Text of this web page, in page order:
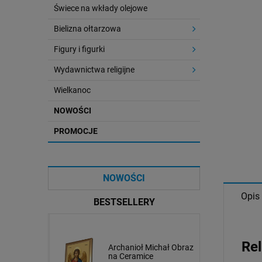
Świece na wkłady olejowe
Bielizna ołtarzowa
Figury i figurki
Wydawnictwa religijne
Wielkanoc
NOWOŚCI
PROMOCJE
NOWOŚCI
BESTSELLERY
Archanioł Michał Obraz
na Ceramice
Ikona Świętej Rodziny
Opis